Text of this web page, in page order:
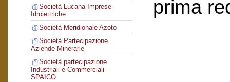
Società Lucana Imprese
Idrolettriche
Società Meridionale Azoto
Società Partecipazione
Aziende Minerarie
Società partecipazione
Industriali e Commerciali -
SPAICO
prima